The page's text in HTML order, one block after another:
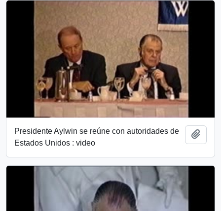
Presidente Aylwin se reúne con autoridades de
Estados Unidos : video